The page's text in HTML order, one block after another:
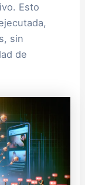
Esto
sin
de